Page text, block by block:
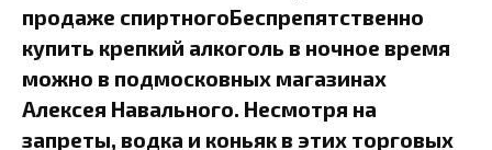
продаже спиртногоБеспрепятственно
купить крепкий алкоголь в ночное время
можно в подмосковных магазинах
Алексея Навального. Несмотря на
запреты, водка и коньяк в этих торговых